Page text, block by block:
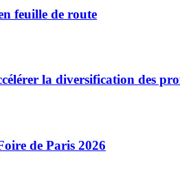
feuille de route
la diversification des
de Paris 2026